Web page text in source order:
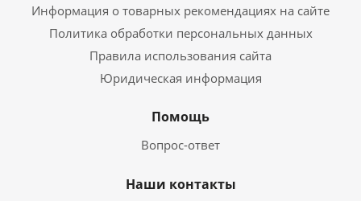
Информация о товарных рекомендациях на сайте
Политика обработки персональных данных
Правила использования сайта
Юридическая информация
Помощь
Вопрос-ответ
Наши контакты